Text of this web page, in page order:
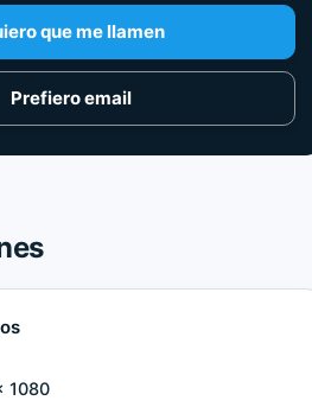
que me llamen
Prefiero email
1080